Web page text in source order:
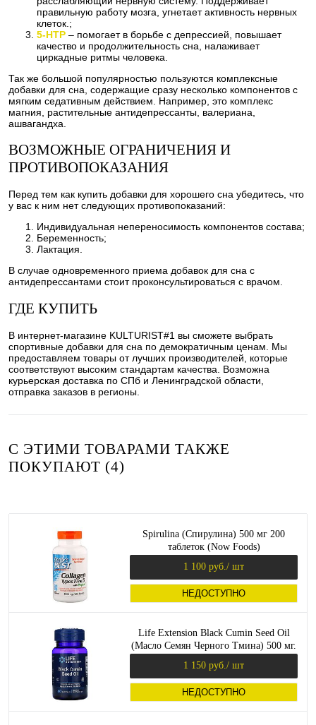
правильную работу мозга, угнетает активность нервных
клеток.;
5-HTP – помогает в борьбе с депрессией, повышает
качество и продолжительность сна, налаживает
циркадные ритмы человека.
Так же большой популярностью пользуются комплексные
добавки для сна, содержащие сразу несколько компонентов с
мягким седативным действием. Например, это комплекс
магния, растительные антидепрессанты, валериана,
ашвагандха.
ВОЗМОЖНЫЕ ОГРАНИЧЕНИЯ И
ПРОТИВОПОКАЗАНИЯ
Перед тем как купить добавки для хорошего сна убедитесь, что
у вас к ним нет следующих противопоказаний:
Индивидуальная непереносимость компонентов состава;
Беременность;
Лактация.
В случае одновременного приема добавок для сна с
антидепрессантами стоит проконсультироваться с врачом.
ГДЕ КУПИТЬ
В интернет-магазине KULTURIST#1 вы сможете выбрать
спортивные добавки для сна по демократичным ценам. Мы
предоставляем товары от лучших производителей, которые
соответствуют высоким стандартам качества. Возможна
курьерская доставка по СПб и Ленинградской области,
отправка заказов в регионы.
С ЭТИМИ ТОВАРАМИ ТАКЖЕ
ПОКУПАЮТ (4)
Spirulina (Спирулина) 500 мг 200
таблеток (Now Foods)
1 100 руб./ шт
НЕДОСТУПНО
Life Extension Black Cumin Seed Oil
(Масло Семян Черного Тмина) 500 мг.
1 150 руб./ шт
НЕДОСТУПНО